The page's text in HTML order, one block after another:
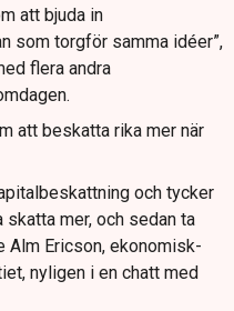
att bjuda in
som torgför samma idéer”,
flera andra
att beskatta rika mer när
och tycker
mer, och sedan ta
Alm Ericson, ekonomisk-
nyligen i en chatt med